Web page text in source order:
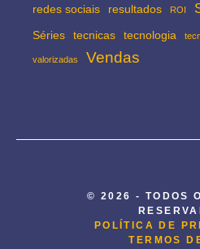
redes sociais resultados ROI
Séries tecnicas tecnologia
valorizadas Vendas
© 2026 - TODOS
POLÍTICA DE
TERMOS